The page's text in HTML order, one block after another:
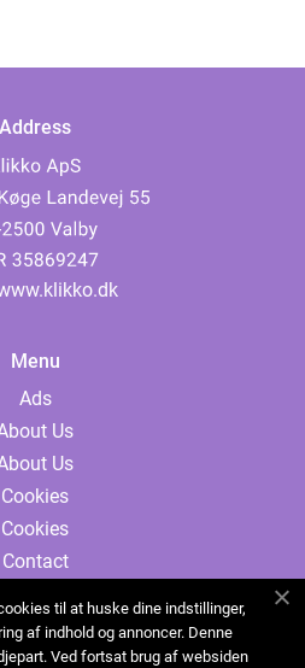
Address
Menu
Ads
Us
Us
Cookies
Cookies
Contact
Sitemap
Sitemap
til at huske dine indstillinger,
af indhold og annoncer. Denne
Ved fortsat brug af websiden